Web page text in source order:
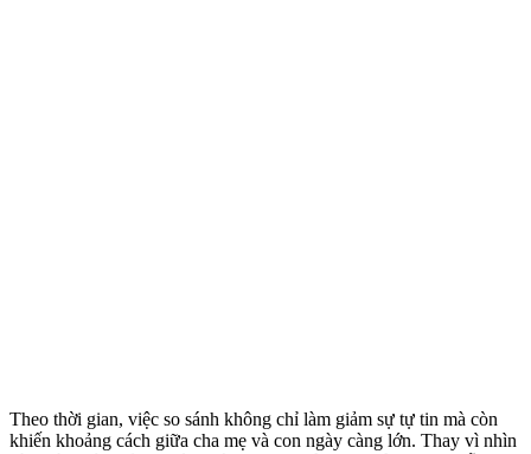
Theo thời gian, việc so sánh không chỉ làm giảm sự tự tin mà còn
khiến khoảng cách giữa cha mẹ và con ngày càng lớn. Thay vì nhìn